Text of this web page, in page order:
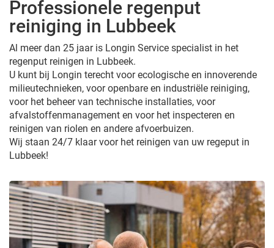
Professionele regenput
reiniging in Lubbeek
Al meer dan 25 jaar is Longin Service specialist in het
regenput reinigen in Lubbeek.
U kunt bij Longin terecht voor ecologische en innoverende
milieutechnieken, voor openbare en industriële reiniging,
voor het beheer van technische installaties, voor
afvalstoffenmanagement en voor het inspecteren en
reinigen van riolen en andere afvoerbuizen.
Wij staan 24/7 klaar voor het reinigen van uw regeput in
Lubbeek!